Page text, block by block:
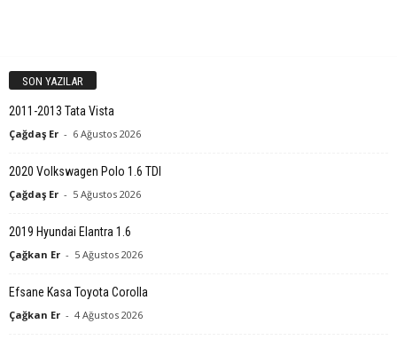
SON YAZILAR
2011-2013 Tata Vista
Çağdaş Er - 6 Ağustos 2026
2020 Volkswagen Polo 1.6 TDI
Çağdaş Er - 5 Ağustos 2026
2019 Hyundai Elantra 1.6
Çağkan Er - 5 Ağustos 2026
Efsane Kasa Toyota Corolla
Çağkan Er - 4 Ağustos 2026